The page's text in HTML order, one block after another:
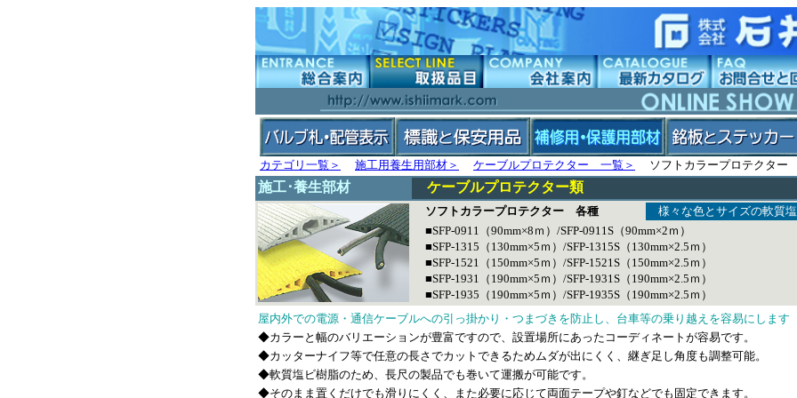
カテゴリ一覧＞ 施工用養生用部材＞ ケーブルプロテクター 一覧＞ ソフトカラープロテクター
施工･養生部材 ケーブルプロテクター類
ソフトカラープロテクター 各種
様々な色とサイズの軟質
■SFP-0911（90mm×8ｍ）/SFP-0911S（90mm×2ｍ）
■SFP-1315（130mm×5ｍ）/SFP-1315S（130mm×2.5ｍ）
■SFP-1521（150mm×5ｍ）/SFP-1521S（150mm×2.5ｍ）
■SFP-1931（190mm×5ｍ）/SFP-1931S（190mm×2.5ｍ）
■SFP-1935（190mm×5ｍ）/SFP-1935S（190mm×2.5ｍ）
屋内外での電源・通信ケーブルへの引っ掛かり・つまづきを防止し、台車等の乗り越えを容易にします
◆カラーと幅のバリエーションが豊富ですので、設置場所にあったコーディネートが容易です。
◆カッターナイフ等で任意の長さでカットできるためムダが出にくく、継ぎ足し角度も調整可能。
◆軟質塩ビ樹脂のため、長尺の製品でも巻いて運搬が可能です。
◆そのまま置くだけでも滑りにくく、また必要に応じて両面テープや釘などでも固定できます。